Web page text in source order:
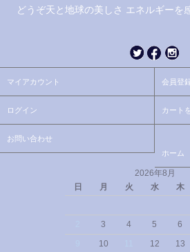
どうぞ天と地球の美しさ エネルギーを
マイアカウント 会員登
ログイン カート
お問い合わせ
ホーム
2026年8月
日
月 火 水 木
3 4 5 6
10 12 13